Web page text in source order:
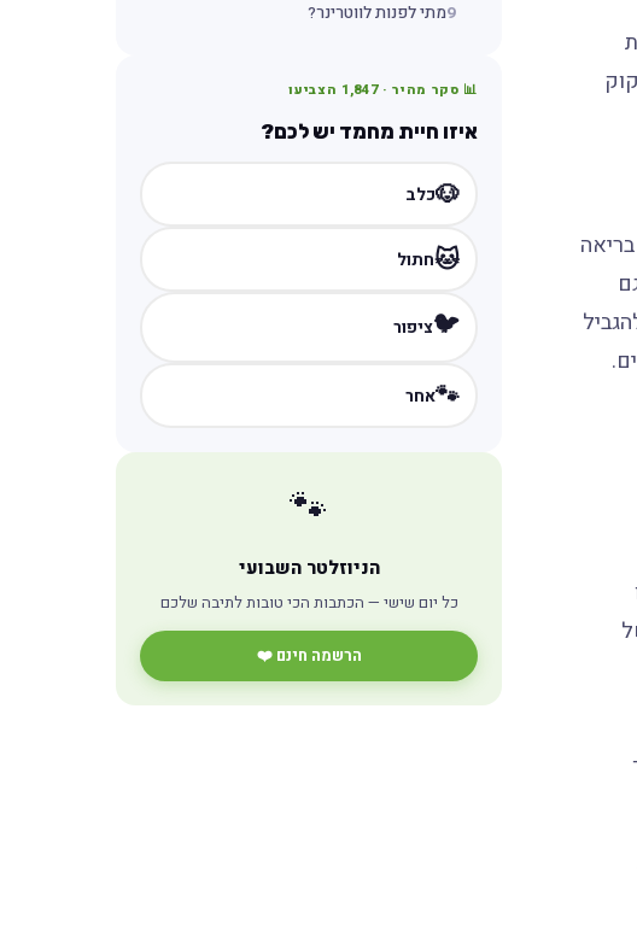
9מתי לפנות לווטרינר?
📊 סקר מהיר ·1,847 הצביעו
איזו חיית מחמד יש לכם?
🐶כלב
🐱חתול
🐦ציפור
🐾אחר
🐾
הניוזלטר השבועי
כל יום שישי — הכתבות הכי טובות לתיבה שלכם
הרשמה חינם ❤️